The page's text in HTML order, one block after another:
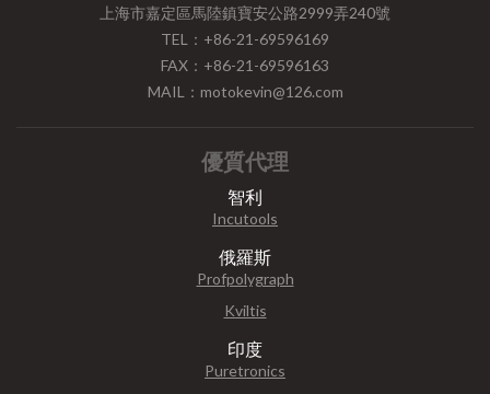
上海市嘉定區馬陸鎮寶安公路2999弄240號
TEL：+86-21-69596169
FAX：+86-21-69596163
MAIL：motokevin@126.com
優質代理
智利
Incutools
俄羅斯
Profpolygraph
Kviltis
印度
Puretronics